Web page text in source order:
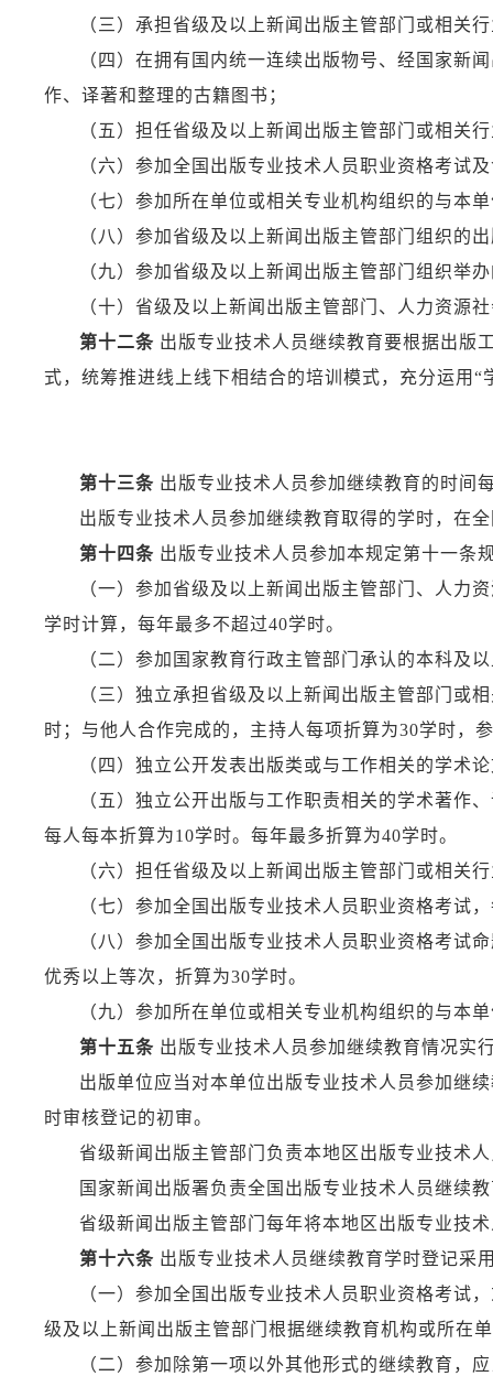
（三）承担省级及以上新闻出版主管部门或相关
（四）在拥有国内统一连续出版物号、经国家新
作、译著和整理的古籍图书；
（五）担任省级及以上新闻出版主管部门或相关
（六）参加全国出版专业技术人员职业资格考试
（七）参加所在单位或相关专业机构组织的与本
（八）参加省级及以上新闻出版主管部门组织的
（九）参加省级及以上新闻出版主管部门组织举
（十）省级及以上新闻出版主管部门、人力资源
第十二条 出版专业技术人员继续教育要根据出版
式，统筹推进线上线下相结合的培训模式，充分运用
第十三条 出版专业技术人员参加继续教育的时间
出版专业技术人员参加继续教育取得的学时，在
第十四条 出版专业技术人员参加本规定第十一条
（一）参加省级及以上新闻出版主管部门、人力
学时计算，每年最多不超过40学时。
（二）参加国家教育行政主管部门承认的本科及
（三）独立承担省级及以上新闻出版主管部门或
时；与他人合作完成的，主持人每项折算为30学时，
（四）独立公开发表出版类或与工作相关的学术
（五）独立公开出版与工作职责相关的学术著作
每人每本折算为10学时。每年最多折算为40学时。
（六）担任省级及以上新闻出版主管部门或相关
（七）参加全国出版专业技术人员职业资格考试
（八）参加全国出版专业技术人员职业资格考试
优秀以上等次，折算为30学时。
（九）参加所在单位或相关专业机构组织的与本
第十五条 出版专业技术人员参加继续教育情况实
出版单位应当对本单位出版专业技术人员参加继
时审核登记的初审。
省级新闻出版主管部门负责本地区出版专业技术
国家新闻出版署负责全国出版专业技术人员继续
省级新闻出版主管部门每年将本地区出版专业技
第十六条 出版专业技术人员继续教育学时登记采
（一）参加全国出版专业技术人员职业资格考试
级及以上新闻出版主管部门根据继续教育机构或所在
（二）参加除第一项以外其他形式的继续教育，